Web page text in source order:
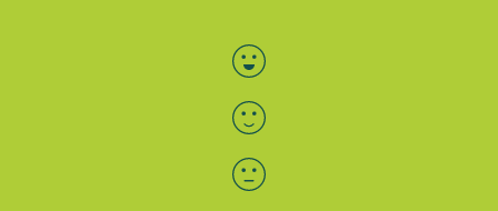
Bewertung auswählen